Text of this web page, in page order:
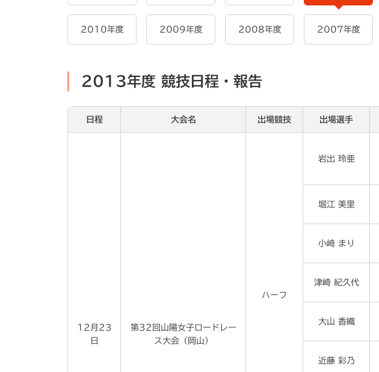
2010年度 2009年度 2008年度 2007年度
2013年度 競技日程・報告
日程 大会名 出場競技 出場選手
12月23
日
第32回山陽女子ロードレー
ス大会（岡山）
ハーフ
岩出 玲亜
堀江 美里
小﨑 まり
津崎 紀久代
大山 香織
近藤 彩乃